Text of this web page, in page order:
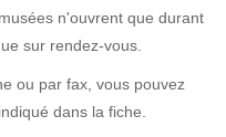
n'ouvrent que durant
sur rendez-vous.
ou par fax, vous pouvez
dans la fiche.